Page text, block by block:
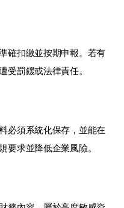
確扣繳並按期申報。若有
受罰鍰或法律責任。
必須系統化保存，並能在
要求並降低企業風險。